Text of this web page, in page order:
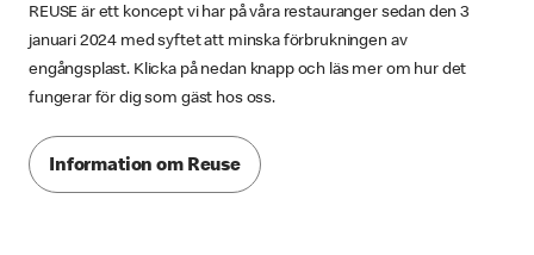
REUSE är ett koncept vi har på våra restauranger sedan den 3
januari 2024 med syftet att minska förbrukningen av
engångsplast. Klicka på nedan knapp och läs mer om hur det
fungerar för dig som gäst hos oss.
Information om Reuse